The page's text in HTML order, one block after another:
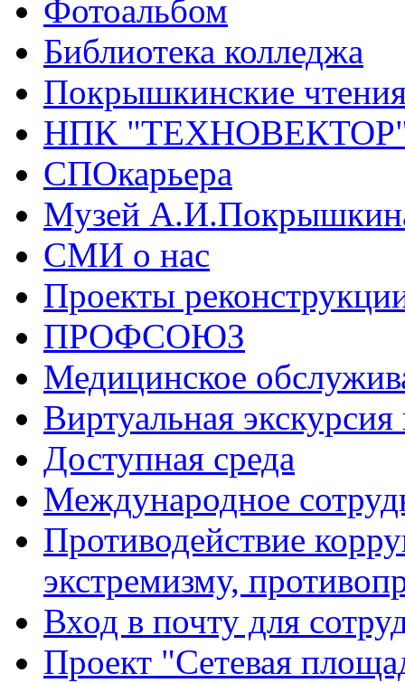
Фотоальбом
Библиотека колледжа
Покрышкинские
НПК
СПОкарьера
Музей
СМИ о нас
Проекты
ПРОФСОЮЗ
Медицинское
Виртуальная
Доступная среда
Международное
Противодействие
экстремизму,
Вход в почту для
Проект "Сетевая